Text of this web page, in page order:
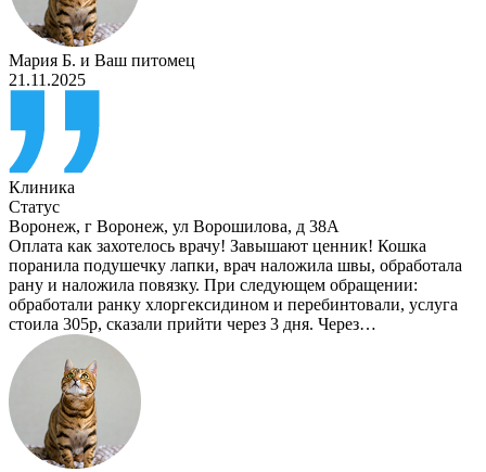
Мария Б. и Ваш питомец
21.11.2025
Клиника
Статус
Воронеж, г Воронеж, ул Ворошилова, д 38А
Оплата как захотелось врачу! Завышают ценник! Кошка
поранила подушечку лапки, врач наложила швы, обработала
рану и наложила повязку. При следующем обращении:
обработали ранку хлоргексидином и перебинтовали, услуга
стоила 305р, сказали прийти через 3 дня. Через…